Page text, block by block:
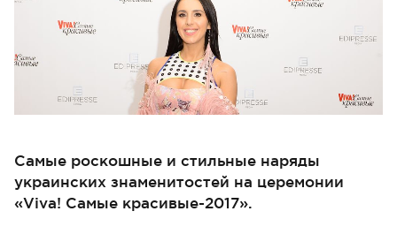
Самые роскошные и стильные наряды
украинских знаменитостей на церемонии
«Viva! Самые красивые-2017».